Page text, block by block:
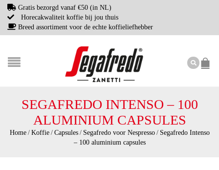
Gratis bezorgd vanaf €50 (in NL)
Horecakwaliteit koffie bij jou thuis
Breed assortiment voor de echte koffieliefhebber
SEGAFREDO INTENSO – 100
ALUMINIUM CAPSULES
Home / Koffie / Capsules / Segafredo voor Nespresso / Segafredo Intenso
– 100 aluminium capsules